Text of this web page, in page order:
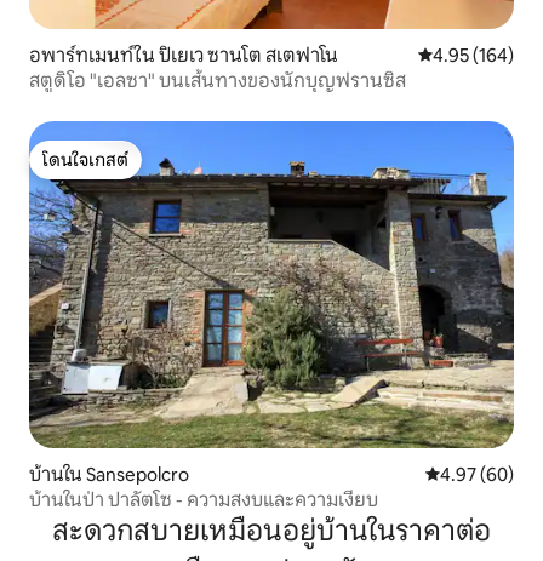
อพาร์ทเมนท์ใน ปิเยเว ซานโต สเตฟาโน คะแนนเฉลี่ย
4.95 (164)
สตูดิโอ "เอลซา" บนเส้นทางของนักบุญฟรานซิส
โดนใจเกสต์
โดนใจเกสต์
บ้านใน Sansepolcro คะแนนเฉลี่ย
4.97 (60)
บ้านในป่า ปาลัตโซ - ความสงบและความเงียบ
สะดวกสบายเหมือนอยู่บ้านในราคาต่อ